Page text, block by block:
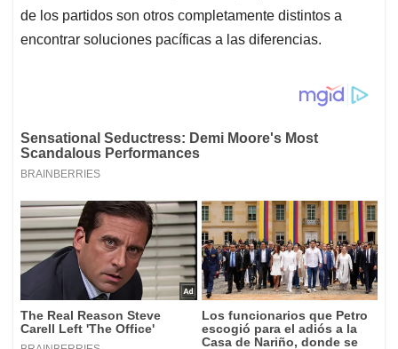
de los partidos son otros completamente distintos a
encontrar soluciones pacíficas a las diferencias.